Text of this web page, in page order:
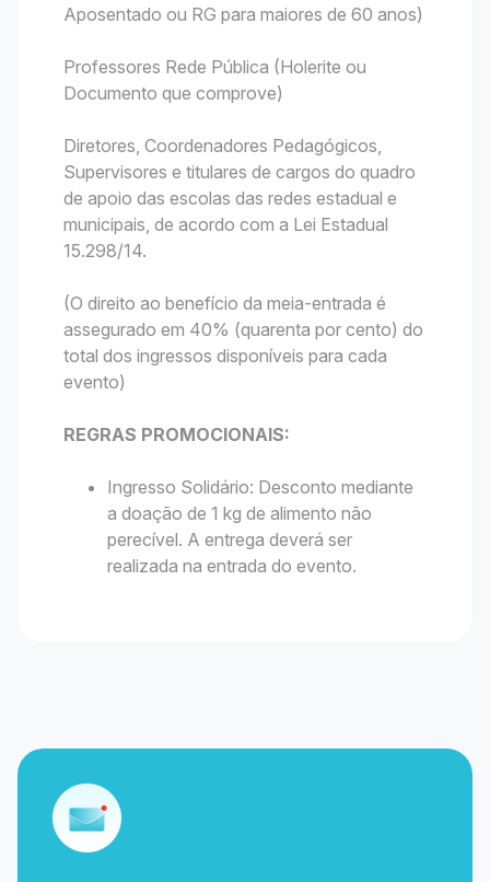
Aposentado ou RG para maiores de 60 anos)
Professores Rede Pública (Holerite ou
Documento que comprove)
Diretores, Coordenadores Pedagógicos,
Supervisores e titulares de cargos do quadro
de apoio das escolas das redes estadual e
municipais, de acordo com a Lei Estadual
15.298/14.
(O direito ao benefício da meia-entrada é
assegurado em 40% (quarenta por cento) do
total dos ingressos disponíveis para cada
evento)
REGRAS PROMOCIONAIS:
Ingresso Solidário: Desconto mediante
a doação de 1 kg de alimento não
perecível. A entrega deverá ser
realizada na entrada do evento.